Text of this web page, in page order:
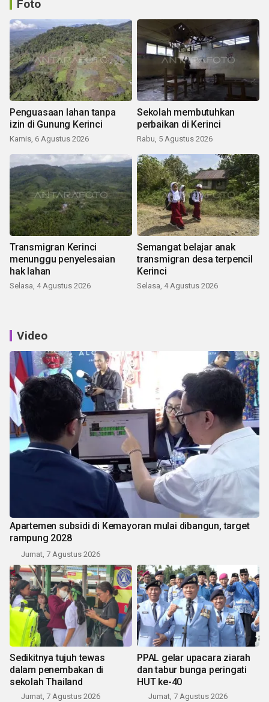
Foto
Penguasaan lahan tanpa
izin di Gunung Kerinci
Kamis, 6 Agustus 2026
Sekolah membutuhkan
perbaikan di Kerinci
Rabu, 5 Agustus 2026
Transmigran Kerinci
menunggu penyelesaian
hak lahan
Selasa, 4 Agustus 2026
Semangat belajar anak
transmigran desa terpencil
Kerinci
Selasa, 4 Agustus 2026
Video
Apartemen subsidi di Kemayoran mulai dibangun, target
rampung 2028
Jumat, 7 Agustus 2026
Sedikitnya tujuh tewas
dalam penembakan di
sekolah Thailand
Jumat, 7 Agustus 2026
PPAL gelar upacara ziarah
dan tabur bunga peringati
HUT ke-40
Jumat, 7 Agustus 2026